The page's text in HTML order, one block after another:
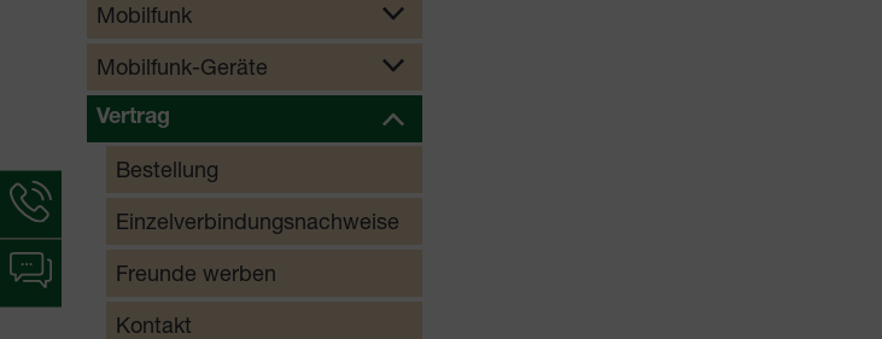
Mobilfunk
Mobilfunk-Geräte
Vertrag
Bestellung
Einzelverbindungsnachweise
Freunde werben
Kontakt
Hotline-
Informationen
werden
angezeigt
Chat-
Informationen